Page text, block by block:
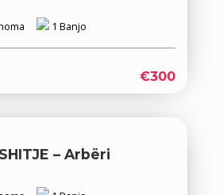
1 Banjo
€300
– Arbëri